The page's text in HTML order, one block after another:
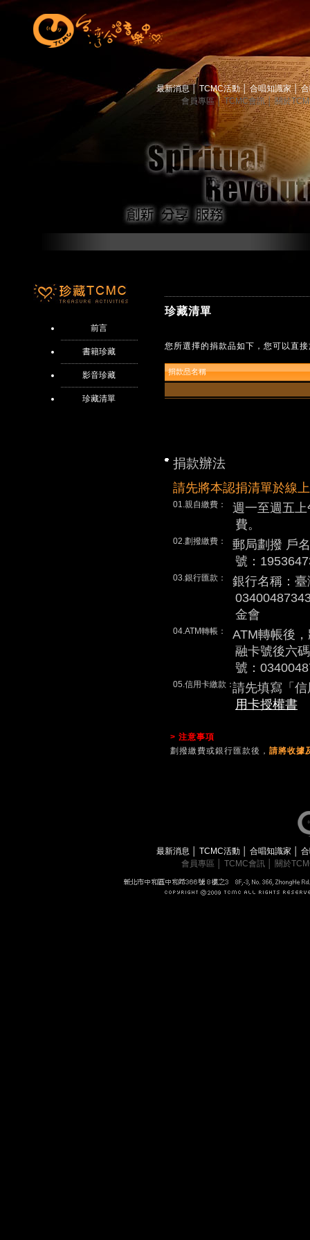
最新消息 TCMC活動│ 合唱知識家│
會員專區│ TCMC會訊│ 關於
前言
書籍珍藏
影音珍藏
珍藏清單
珍藏清單
您所選擇的捐款品如下，您可以直
捐款品名稱
捐款辦法
請先將本認捐清單於線
01.親自繳費：
週一至週五
費。
02.劃撥繳費：
郵局劃撥 戶
號：
03.銀行匯款：
銀行名稱：
金會
04.ATM轉帳：
ATM轉帳後
融卡號後六
號：
05.信用卡繳款：請先填寫「
用卡授權書
> 注意事項
劃撥繳費或銀行匯款後， 請將收據
最新消息 TCMC活動 合唱知識家
會員專區
TCMC會訊 關於